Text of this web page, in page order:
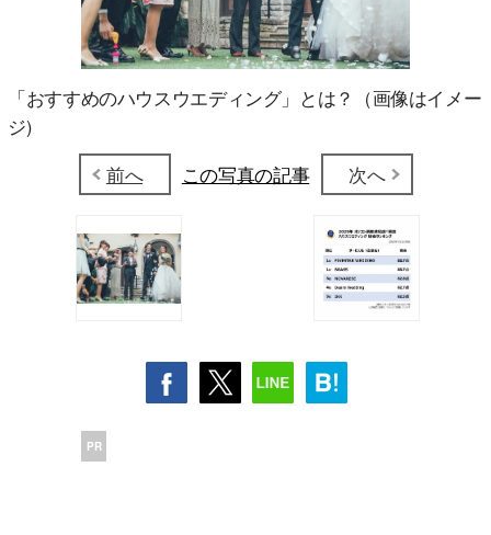
「おすすめのハウスウエディング」とは？（画像はイメー
ジ)
前へ
この写真の記事 次へ
PR